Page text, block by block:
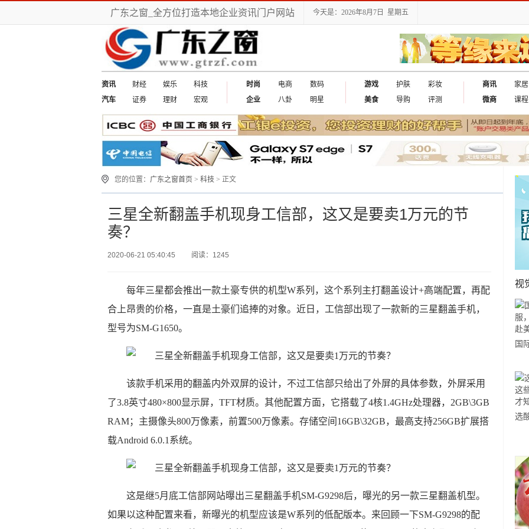
广东之窗_全方位打造本地企业资讯门户网站 今天是：2026年8月7日 星期五
资讯 财经 娱乐
科技
汽车
证券 理财 宏观
时尚 电商
数码
企业
八卦 明星
游戏 护肤
彩妆
美食
导购 评测
商讯
家居
微商
课程
您的位置： 广东之窗首页 > 科技 > 正文
三星全新翻盖手机现身工信部，这又是要卖1万元的节
奏？
2020-06-21 05:40:45 阅读：1245
每年三星都会推出一款土豪专供的机型W系列，这个系列主打翻盖设计+高端配置，再配
合上昂贵的价格，一直是土豪们追捧的对象。近日，工信部出现了一款新的三星翻盖手机，
型号为SM-G1650。
该款手机采用的翻盖内外双屏的设计，不过工信部只给出了外屏的具体参数，外屏采用
了3.8英寸480×800显示屏，TFT材质。其他配置方面，它搭载了4核1.4GHz处理器，2GB\3GB
RAM；主摄像头800万像素，前置500万像素。存储空间16GB\32GB，最高支持256GB扩展搭
载Android 6.0.1系统。
这是继5月底工信部网站曝出三星翻盖手机SM-G9298后，曝光的另一款三星翻盖机型。
如果以这种配置来看，新曝光的机型应该是W系列的低配版本。来回顾一下SM-G9298的配
视
国
市
选